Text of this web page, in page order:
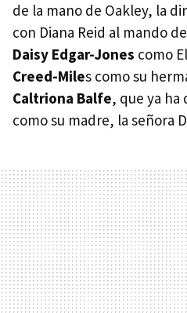
de la mano de Oakley, la
con Diana Reid al mando
Daisy Edgar-Jones como
Creed-Miles como su
Caltriona Balfe, que ya ha
como su madre, la señora